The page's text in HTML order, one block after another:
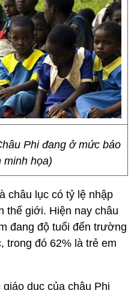
Phi đang ở mức báo
minh họa)
châu lục có tỷ lệ nhập
thế giới. Hiện nay châu
đang độ tuổi đến trường
trong đó 62% là trẻ em
dục của châu Phi